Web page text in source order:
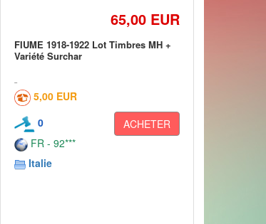
65,00 EUR
FIUME 1918-1922 Lot Timbres MH +
Variété Surchar
5,00 EUR
0
ACHETER
FR - 92***
Italie